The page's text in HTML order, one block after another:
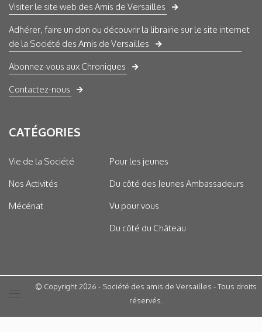
Visiter le site web des Amis de Versailles
Adhérer, faire un don ou découvrir la librairie sur le site internet
de la Société des Amis de Versailles
Abonnez-vous aux Chroniques
Contactez-nous
CATÉGORIES
Vie de la Société
Nos Activités
Mécénat
Pour les jeunes
Du côté des Jeunes Ambassadeurs
Vu pour vous
Du côté du Château
© Copyright 2026 - Société des amis de Versailles - Tous droits
réservés.